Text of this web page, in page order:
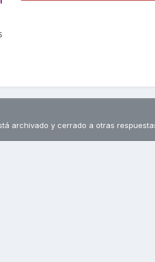
archivado y cerrado a otras